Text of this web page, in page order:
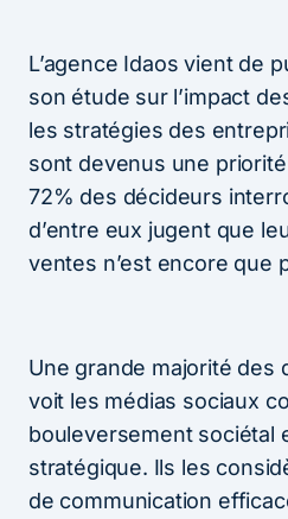
L’agence Idaos vient de
son étude sur l’impact
les stratégies des
sont devenus une
72% des décideurs
d’entre eux jugent que
ventes n’est encore que
Une grande majorité des
voit les médias sociaux
bouleversement sociétal
stratégique. Ils les
de communication